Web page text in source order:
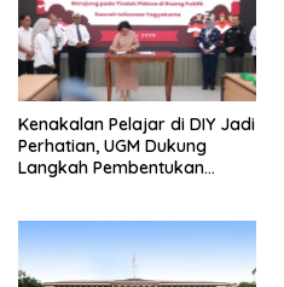
Kenakalan Pelajar di DIY Jadi
Perhatian, UGM Dukung
Langkah Pembentukan